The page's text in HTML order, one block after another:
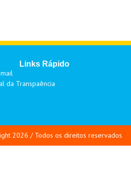
Links Rápido
da Transpaência
2026 / Todos os direitos reservados